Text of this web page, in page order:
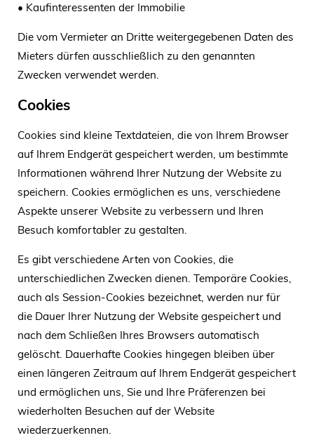
• Kaufinteressenten der Immobilie
Die vom Vermieter an Dritte weitergegebenen Daten des
Mieters dürfen ausschließlich zu den genannten
Zwecken verwendet werden.
Cookies
Cookies sind kleine Textdateien, die von Ihrem Browser
auf Ihrem Endgerät gespeichert werden, um bestimmte
Informationen während Ihrer Nutzung der Website zu
speichern. Cookies ermöglichen es uns, verschiedene
Aspekte unserer Website zu verbessern und Ihren
Besuch komfortabler zu gestalten.
Es gibt verschiedene Arten von Cookies, die
unterschiedlichen Zwecken dienen. Temporäre Cookies,
auch als Session-Cookies bezeichnet, werden nur für
die Dauer Ihrer Nutzung der Website gespeichert und
nach dem Schließen Ihres Browsers automatisch
gelöscht. Dauerhafte Cookies hingegen bleiben über
einen längeren Zeitraum auf Ihrem Endgerät gespeichert
und ermöglichen uns, Sie und Ihre Präferenzen bei
wiederholten Besuchen auf der Website
wiederzuerkennen.